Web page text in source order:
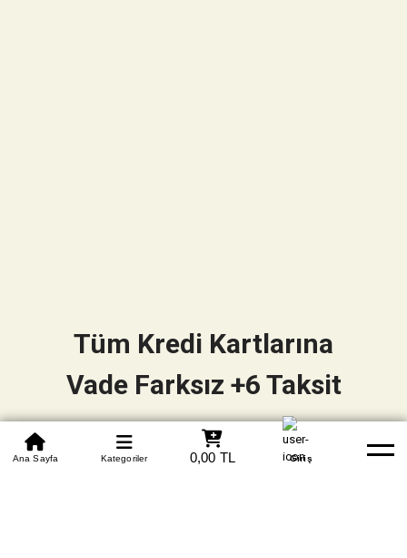
0850 305 09 70
Beden Tablosu Banka Hesapları Whatsapp Yardım
Ana Sayfa Kategoriler 0,00 TL Giriş
Tüm Kredi Kartlarına
Vade Farksız +6 Taksit